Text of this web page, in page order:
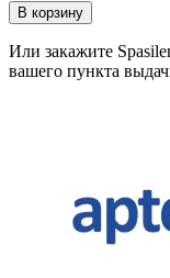
В корзину
Или закажите
вашего пункта